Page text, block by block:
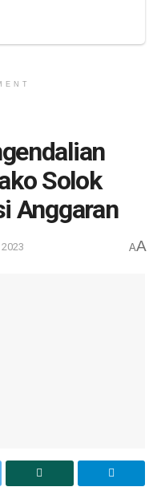
Solok
Anggaran
AA